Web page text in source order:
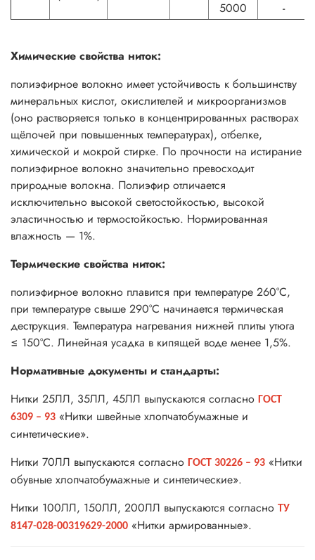
5000
-
Химические свойства ниток:
полиэфирное волокно имеет устойчивость к большинству
минеральных кислот, окислителей и микроорганизмов
(оно растворяется только в концентрированных растворах
щёлочей при повышенных температурах), отбелке,
химической и мокрой стирке. По прочности на истирание
полиэфирное волокно значительно превосходит
природные волокна. Полиэфир отличается
исключительно высокой светостойкостью, высокой
эластичностью и термостойкостью. Нормированная
влажность — 1%.
Термические свойства ниток:
полиэфирное волокно плавится при температуре 260°С,
при температуре свыше 290°С начинается термическая
деструкция. Температура нагревания нижней плиты утюга
≤ 150°С. Линейная усадка в кипящей воде менее 1,5%.
Нормативные документы и стандарты:
Нитки 25ЛЛ, 35ЛЛ, 45ЛЛ выпускаются согласно ГОСТ
6309 – 93 «Нитки швейные хлопчатобумажные и
синтетические».
Нитки 70ЛЛ выпускаются согласно ГОСТ 30226 – 93 «Нитки
обувные хлопчатобумажные и синтетические».
Нитки 100ЛЛ, 150ЛЛ, 200ЛЛ выпускаются согласно ТУ
8147-028-00319629-2000 «Нитки армированные».